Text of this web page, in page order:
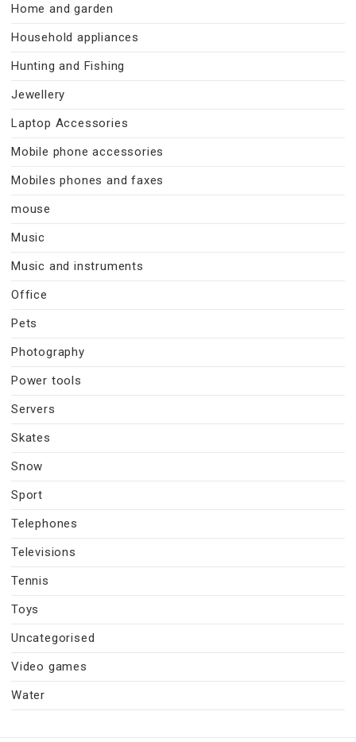
Home and garden
Household appliances
Hunting and Fishing
Jewellery
Laptop Accessories
Mobile phone accessories
Mobiles phones and faxes
mouse
Music
Music and instruments
Office
Pets
Photography
Power tools
Servers
Skates
Snow
Sport
Telephones
Televisions
Tennis
Toys
Uncategorised
Video games
Water